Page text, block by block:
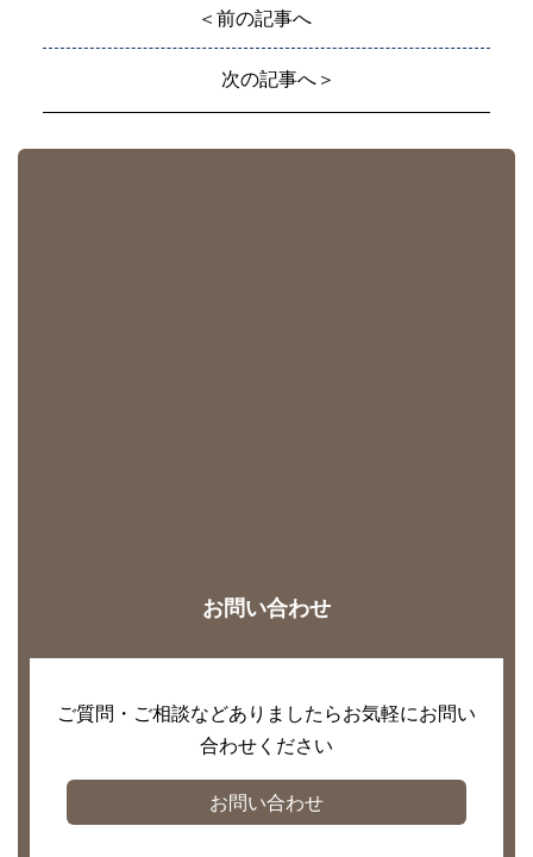
＜前の記事へ
次の記事へ＞
お問い合わせ
ご質問・ご相談などありましたらお気軽にお問い
合わせください
お問い合わせ